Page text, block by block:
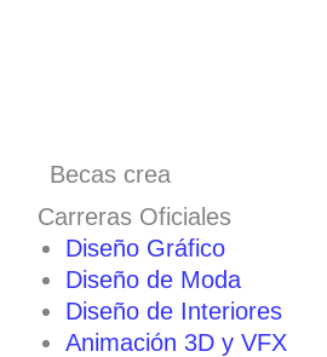
Becas crea
Carreras Oficiales
Diseño Gráfico
Diseño de Moda
Diseño de Interiores
Animación 3D y VFX